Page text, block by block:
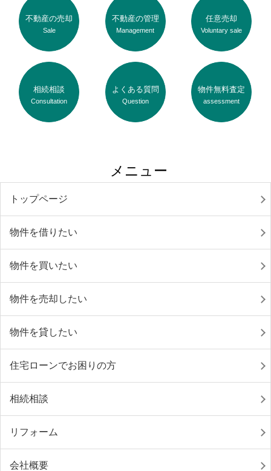
不動産の売却
Sale
不動産の管理
Management
任意売却
Voluntary sale
相続相談
Consultation
よくある質問
Question
物件無料査定
assessment
メニュー
トップページ
物件を借りたい
物件を買いたい
物件を売却したい
物件を貸したい
住宅ローンでお困りの方
相続相談
リフォーム
会社概要